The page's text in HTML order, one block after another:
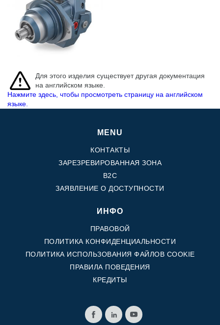
Для этого изделия существует другая документация
на английском языке.
Нажмите здесь, чтобы просмотреть страницу на английском
языке.
MENU
КОНТАКТЫ
ЗАРЕЗРЕВИРОВАННАЯ ЗОНА
B2C
ЗАЯВЛЕНИЕ О ДОСТУПНОСТИ
ИНФО
ПРАВОВОЙ
ПОЛИТИКА КОНФИДЕНЦИАЛЬНОСТИ
ПОЛИТИКА ИСПОЛЬЗОВАНИЯ ФАЙЛОВ COOKIE
ПРАВИЛА ПОВЕДЕНИЯ
КРЕДИТЫ